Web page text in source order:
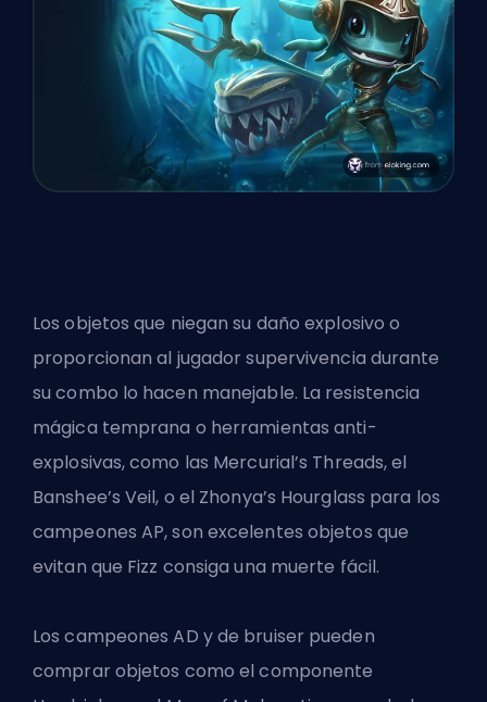
Los objetos que niegan su daño explosivo o
proporcionan al jugador supervivencia durante
su combo lo hacen manejable. La resistencia
mágica temprana o herramientas anti-
explosivas, como las Mercurial’s Threads, el
Banshee’s Veil, o el Zhonya’s Hourglass para los
campeones AP, son excelentes objetos que
evitan que Fizz consiga una muerte fácil.
Los campeones AD y de bruiser pueden
comprar objetos como el componente